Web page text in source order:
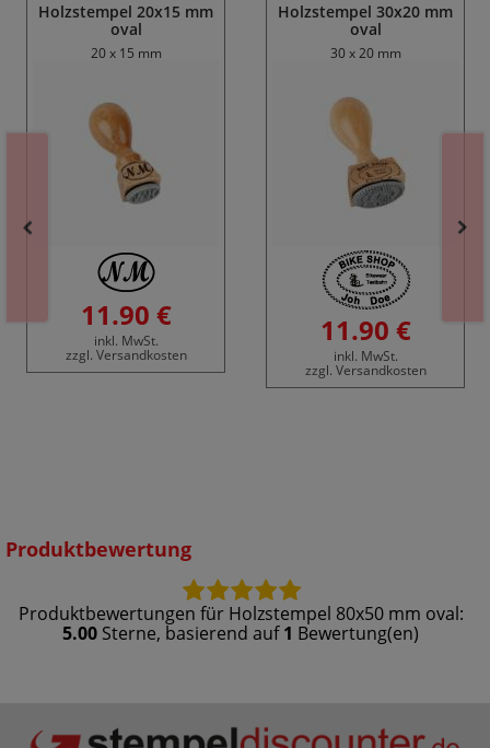
Holzstempel 20x15 mm
oval
20 x 15 mm
11.90 €
inkl. MwSt.
zzgl. Versandkosten
Holzstempel 30x20 mm
oval
30 x 20 mm
11.90 €
inkl. MwSt.
zzgl. Versandkosten
Produktbewertung
Produktbewertungen für Holzstempel 80x50 mm oval:
5.00 Sterne, basierend auf1 Bewertung(en)